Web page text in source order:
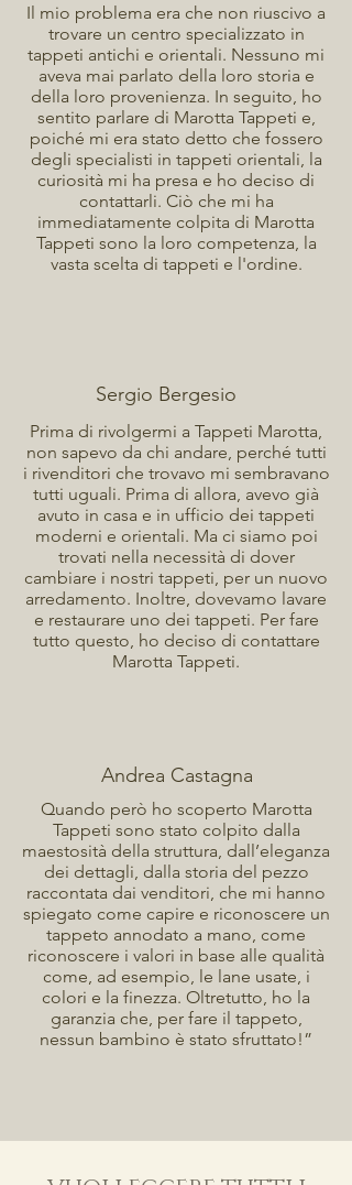
Il mio problema era che non riuscivo a
trovare un centro specializzato in
tappeti antichi e orientali. Nessuno mi
aveva mai parlato della loro storia e
della loro provenienza. In seguito, ho
sentito parlare di Marotta Tappeti e,
poiché mi era stato detto che fossero
degli specialisti in tappeti orientali, la
curiosità mi ha presa e ho deciso di
contattarli. Ciò che mi ha
immediatamente colpita di Marotta
Tappeti sono la loro competenza, la
vasta scelta di tappeti e l'ordine.
Sergio Bergesio
Prima di rivolgermi a Tappeti Marotta,
non sapevo da chi andare, perché tutti
i rivenditori che trovavo mi sembravano
tutti uguali. Prima di allora, avevo già
avuto in casa e in ufficio dei tappeti
moderni e orientali. Ma ci siamo poi
trovati nella necessità di dover
cambiare i nostri tappeti, per un nuovo
arredamento. Inoltre, dovevamo lavare
e restaurare uno dei tappeti. Per fare
tutto questo, ho deciso di contattare
Marotta Tappeti.
Andrea Castagna
Quando però ho scoperto Marotta
Tappeti sono stato colpito dalla
maestosità della struttura, dall’eleganza
dei dettagli, dalla storia del pezzo
raccontata dai venditori, che mi hanno
spiegato come capire e riconoscere un
tappeto annodato a mano, come
riconoscere i valori in base alle qualità
come, ad esempio, le lane usate, i
colori e la finezza. Oltretutto, ho la
garanzia che, per fare il tappeto,
nessun bambino è stato sfruttato!”